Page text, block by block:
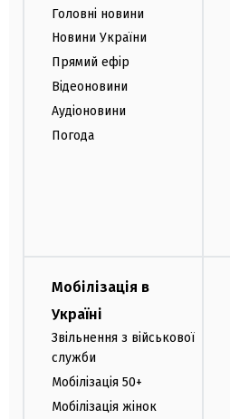
Головні новини
Новини України
Прямий ефір
Відеоновини
Аудіоновини
Погода
Мобілізація в
Україні
Звільнення з військової
служби
Мобілізація 50+
Мобілізація жінок